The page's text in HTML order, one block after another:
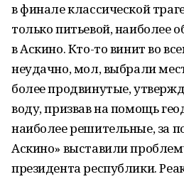
в финале классической
только питьевой, наиболее
в Аскино. Кто-то винит во
неудачно, мол, выбрали
более продвинутые,
воду, призвав на помощь
наиболее решительные, за
Аскино» выставили
президента республики.